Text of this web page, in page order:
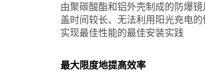
由聚碳酸酯和铝外壳制成的防爆
盖时间较长、无法利用阳光充电的
实现最佳性能的最佳安装实践
最大限度地提高效率